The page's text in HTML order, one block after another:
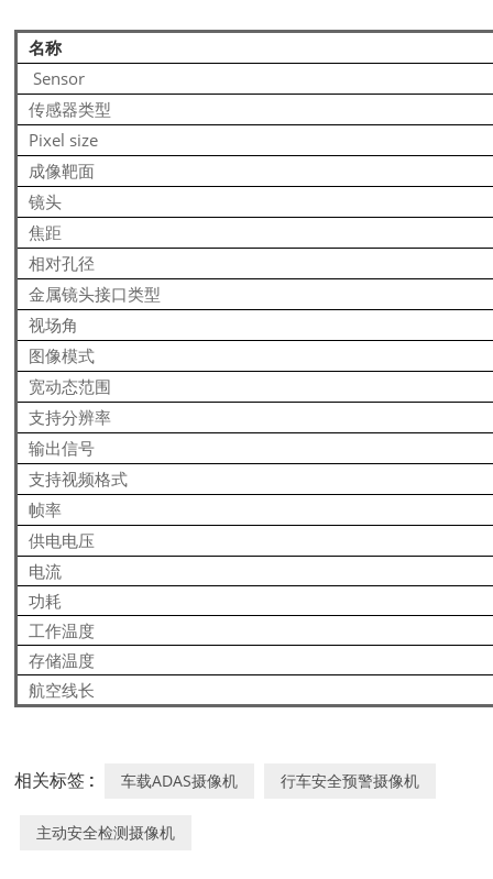
名称
Sensor
传感器类型
Pixel size
成像靶面
镜头
焦距
相对孔径
金属镜头接口类型
视场角
图像模式
宽动态范围
支持分辨率
输出信号
支持视频格式
帧率
供电电压
电流
功耗
工作温度
存储温度
航空线长
相关标签 : 车载ADAS摄像机 行车安全预警摄像机
主动安全检测摄像机